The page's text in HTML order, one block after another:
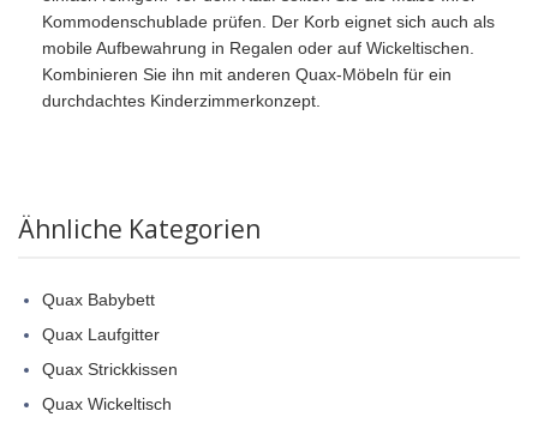
Kommodenschublade prüfen. Der Korb eignet sich auch als
mobile Aufbewahrung in Regalen oder auf Wickeltischen.
Kombinieren Sie ihn mit anderen Quax-Möbeln für ein
durchdachtes Kinderzimmerkonzept.
Ähnliche Kategorien
Quax Babybett
Quax Laufgitter
Quax Strickkissen
Quax Wickeltisch